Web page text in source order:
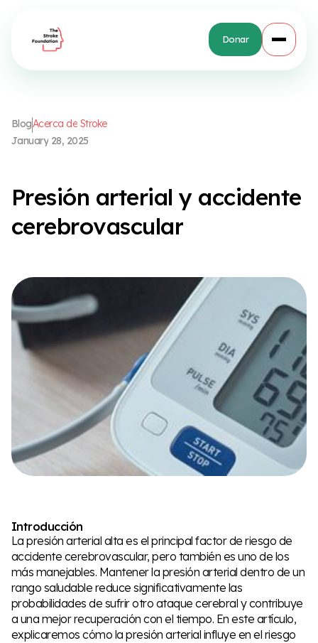
Donar
BlogAcerca de Stroke
January 28, 2025
Presión arterial y accidente
cerebrovascular
Introducción
La presión arterial alta es el principal factor de riesgo de
accidente cerebrovascular, pero también es uno de los
más manejables. Mantener la presión arterial dentro de un
rango saludable reduce significativamente las
probabilidades de sufrir otro ataque cerebral y contribuye
a una mejor recuperación con el tiempo. En este artículo,
explicaremos cómo la presión arterial influye en el riesgo